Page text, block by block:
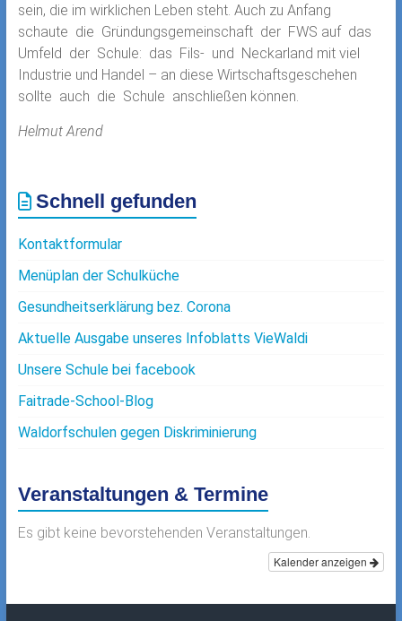
sein, die im wirklichen Leben steht. Auch zu Anfang
schaute die Gründungsgemeinschaft der FWS auf das
Umfeld der Schule: das Fils- und Neckarland mit viel
Industrie und Handel – an diese Wirtschaftsgeschehen
sollte auch die Schule anschließen können.
Helmut Arend
Schnell gefunden
Kontaktformular
Menüplan der Schulküche
Gesundheitserklärung bez. Corona
Aktuelle Ausgabe unseres Infoblatts VieWaldi
Unsere Schule bei facebook
Faitrade-School-Blog
Waldorfschulen gegen Diskriminierung
Veranstaltungen & Termine
Es gibt keine bevorstehenden Veranstaltungen.
Kalender anzeigen